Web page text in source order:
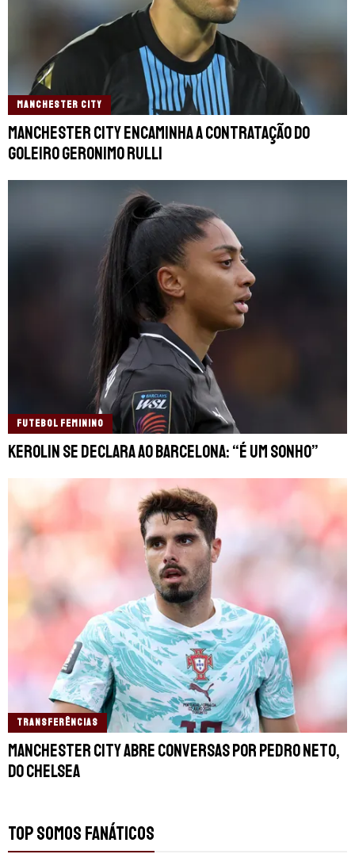
MANCHESTER CITY
Manchester City encaminha a contratação do
goleiro Geronimo Rulli
FUTEBOL FEMININO
Kerolin se declara ao Barcelona: “É um sonho”
TRANSFERÊNCIAS
Manchester City abre conversas por Pedro Neto,
do Chelsea
TOP SOMOS FANÁTICOS